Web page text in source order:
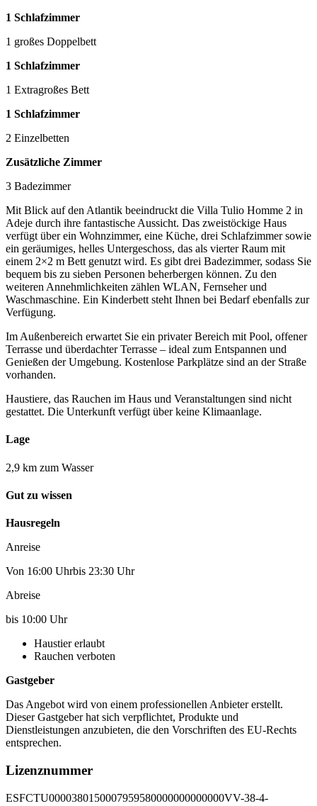
1 Schlafzimmer
1 großes Doppelbett
1 Schlafzimmer
1 Extragroßes Bett
1 Schlafzimmer
2 Einzelbetten
Zusätzliche Zimmer
3 Badezimmer
Mit Blick auf den Atlantik beeindruckt die Villa Tulio Homme 2 in
Adeje durch ihre fantastische Aussicht. Das zweistöckige Haus
verfügt über ein Wohnzimmer, eine Küche, drei Schlafzimmer sowie
ein geräumiges, helles Untergeschoss, das als vierter Raum mit
einem 2×2 m Bett genutzt wird. Es gibt drei Badezimmer, sodass Sie
bequem bis zu sieben Personen beherbergen können. Zu den
weiteren Annehmlichkeiten zählen WLAN, Fernseher und
Waschmaschine. Ein Kinderbett steht Ihnen bei Bedarf ebenfalls zur
Verfügung.
Im Außenbereich erwartet Sie ein privater Bereich mit Pool, offener
Terrasse und überdachter Terrasse – ideal zum Entspannen und
Genießen der Umgebung. Kostenlose Parkplätze sind an der Straße
vorhanden.
Haustiere, das Rauchen im Haus und Veranstaltungen sind nicht
gestattet. Die Unterkunft verfügt über keine Klimaanlage.
Lage
2,9 km zum Wasser
Gut zu wissen
Hausregeln
Anreise
Von 16:00 Uhrbis 23:30 Uhr
Abreise
bis 10:00 Uhr
Haustier erlaubt
Rauchen verboten
Gastgeber
Das Angebot wird von einem professionellen Anbieter erstellt.
Dieser Gastgeber hat sich verpflichtet, Produkte und
Dienstleistungen anzubieten, die den Vorschriften des EU-Rechts
entsprechen.
Lizenznummer
ESFCTU0000380150007959580000000000000VV-38-4-